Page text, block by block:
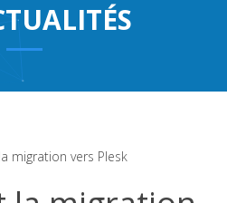
migration vers Plesk